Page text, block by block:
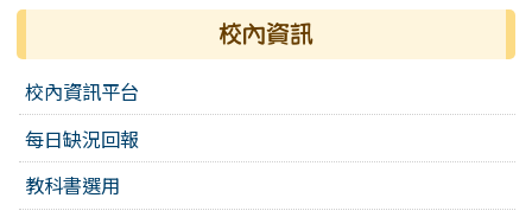
校內資訊
校內資訊平台
每日缺況回報
教科書選用